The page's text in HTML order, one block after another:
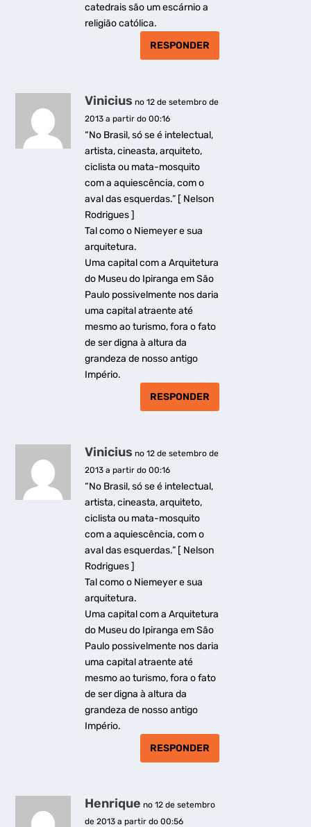
catedrais são um escárnio a
religião católica.
RESPONDER
Vinicius no 12 de setembro de
2013 a partir do 00:16
“No Brasil, só se é intelectual,
artista, cineasta, arquiteto,
ciclista ou mata-mosquito
com a aquiescência, com o
aval das esquerdas.” [ Nelson
Rodrigues ]
Tal como o Niemeyer e sua
arquitetura.
Uma capital com a Arquitetura
do Museu do Ipiranga em São
Paulo possivelmente nos daria
uma capital atraente até
mesmo ao turismo, fora o fato
de ser digna à altura da
grandeza de nosso antigo
Império.
RESPONDER
Vinicius no 12 de setembro de
2013 a partir do 00:16
“No Brasil, só se é intelectual,
artista, cineasta, arquiteto,
ciclista ou mata-mosquito
com a aquiescência, com o
aval das esquerdas.” [ Nelson
Rodrigues ]
Tal como o Niemeyer e sua
arquitetura.
Uma capital com a Arquitetura
do Museu do Ipiranga em São
Paulo possivelmente nos daria
uma capital atraente até
mesmo ao turismo, fora o fato
de ser digna à altura da
grandeza de nosso antigo
Império.
RESPONDER
Henrique no 12 de setembro
de 2013 a partir do 00:56